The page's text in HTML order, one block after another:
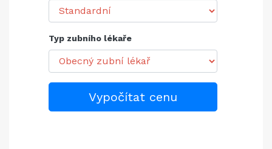
Typ zubního lékaře
Vypočítat cenu